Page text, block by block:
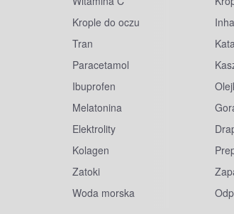
Krople do oczu
Tran
Paracetamol
Ibuprofen
Melatonina
Elektrolity
Kolagen
Zatoki
Woda morska